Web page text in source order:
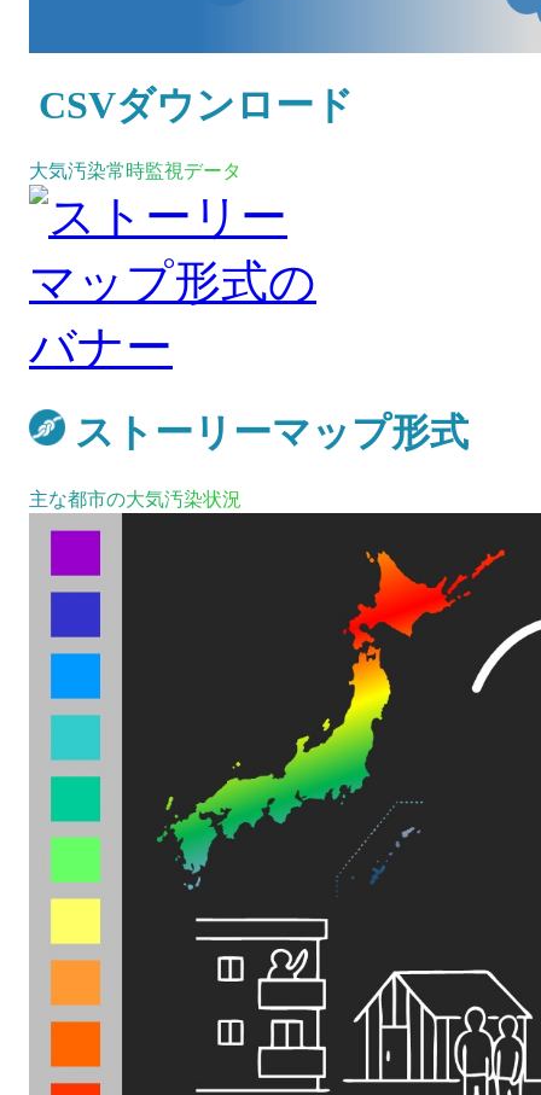
CSVダウンロード
大気汚染常時監視データ
ストーリーマップ形式
主な都市の大気汚染状況